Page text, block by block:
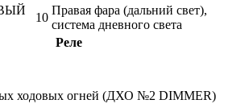
10
Правая фара (дальний свет),
система дневного света
Реле
ходовых огней (ДХО №2 DIMMER)